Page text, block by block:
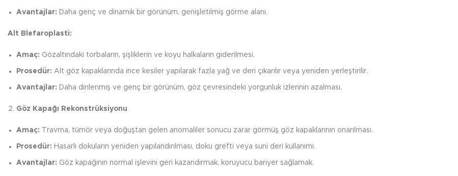
Avantajlar: Daha genç ve dinamik bir görünüm, genişletilmiş görme alanı.
Alt Blefaroplasti:
Amaç: Gözaltındaki torbaların, şişliklerin ve koyu halkaların giderilmesi.
Prosedür: Alt göz kapaklarında ince kesiler yapılarak fazla yağ ve deri çıkarılır veya yeniden yerleştirilir.
Avantajlar: Daha dinlenmiş ve genç bir görünüm, göz çevresindeki yorgunluk izlerinin azalması.
Göz Kapağı Rekonstrüksiyonu
Amaç: Travma, tümör veya doğuştan gelen anomaliler sonucu zarar görmüş göz kapaklarının onarılması.
Prosedür: Hasarlı dokuların yeniden yapılandırılması, doku grefti veya suni deri kullanımı.
Avantajlar: Göz kapağının normal işlevini geri kazandırmak, koruyucu bariyer sağlamak.